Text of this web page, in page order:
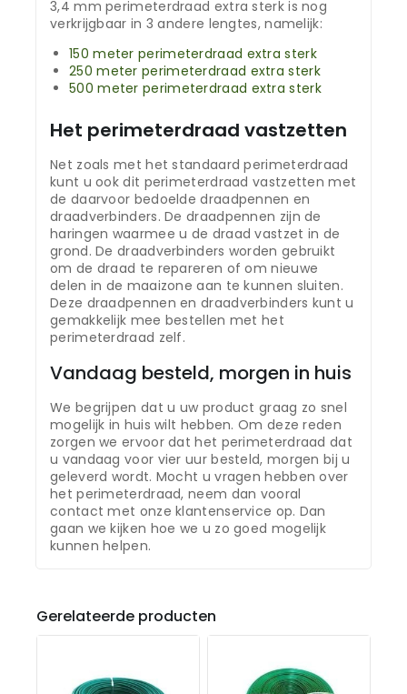
3,4 mm perimeterdraad extra sterk is nog
verkrijgbaar in 3 andere lengtes, namelijk:
150 meter perimeterdraad extra sterk
250 meter perimeterdraad extra sterk
500 meter perimeterdraad extra sterk
Het perimeterdraad vastzetten
Net zoals met het standaard perimeterdraad
kunt u ook dit perimeterdraad vastzetten met
de daarvoor bedoelde draadpennen en
draadverbinders. De draadpennen zijn de
haringen waarmee u de draad vastzet in de
grond. De draadverbinders worden gebruikt
om de draad te repareren of om nieuwe
delen in de maaizone aan te kunnen sluiten.
Deze draadpennen en draadverbinders kunt u
gemakkelijk mee bestellen met het
perimeterdraad zelf.
Vandaag besteld, morgen in huis
We begrijpen dat u uw product graag zo snel
mogelijk in huis wilt hebben. Om deze reden
zorgen we ervoor dat het perimeterdraad dat
u vandaag voor vier uur besteld, morgen bij u
geleverd wordt. Mocht u vragen hebben over
het perimeterdraad, neem dan vooral
contact met onze klantenservice op. Dan
gaan we kijken hoe we u zo goed mogelijk
kunnen helpen.
Gerelateerde producten